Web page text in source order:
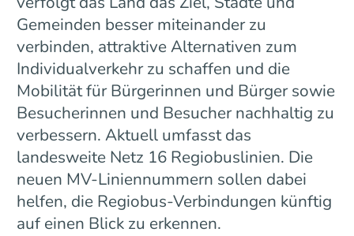
Gemeinden besser miteinander zu
verbinden, attraktive Alternativen zum
Individualverkehr zu schaffen und die
Mobilität für Bürgerinnen und Bürger sowie
Besucherinnen und Besucher nachhaltig zu
verbessern. Aktuell umfasst das
landesweite Netz 16 Regiobuslinien. Die
neuen MV-Liniennummern sollen dabei
helfen, die Regiobus-Verbindungen künftig
auf einen Blick zu erkennen.